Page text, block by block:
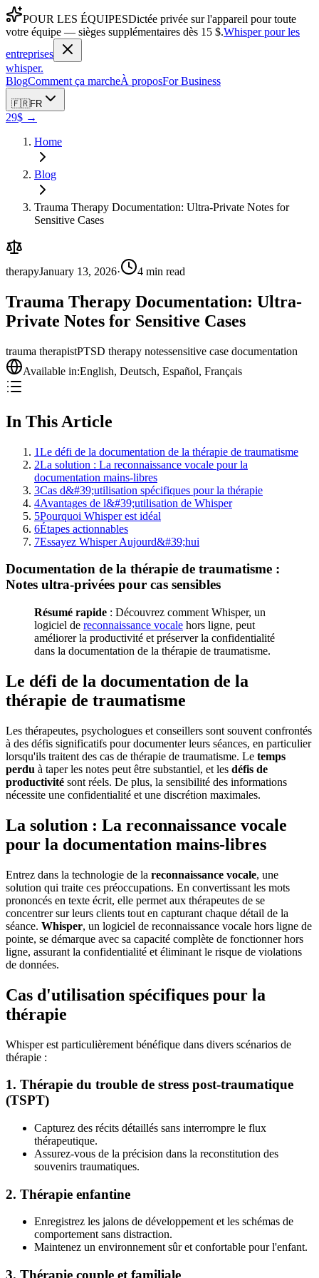
POUR LES ÉQUIPESDictée privée sur l'appareil pour toute
votre équipe — sièges supplémentaires dès 15 $.Whisper pour les
entreprises
whisper.
BlogComment ça marcheÀ proposFor Business
🇫🇷FR
29$ →
Home
Blog
Trauma Therapy Documentation: Ultra-Private Notes for
Sensitive Cases
therapyJanuary 13, 2026· 4 min read
Trauma Therapy Documentation: Ultra-
Private Notes for Sensitive Cases
trauma therapistPTSD therapy notessensitive case documentation
Available in:English, Deutsch, Español, Français
In This Article
1Le défi de la documentation de la thérapie de traumatisme
2La solution : La reconnaissance vocale pour la
documentation mains-libres
3Cas d&#39;utilisation spécifiques pour la thérapie
4Avantages de l&#39;utilisation de Whisper
5Pourquoi Whisper est idéal
6Étapes actionnables
7Essayez Whisper Aujourd&#39;hui
Documentation de la thérapie de traumatisme :
Notes ultra-privées pour cas sensibles
Résumé rapide : Découvrez comment Whisper, un
logiciel de reconnaissance vocale hors ligne, peut
améliorer la productivité et préserver la confidentialité
dans la documentation de la thérapie de traumatisme.
Le défi de la documentation de la
thérapie de traumatisme
Les thérapeutes, psychologues et conseillers sont souvent confrontés
à des défis significatifs pour documenter leurs séances, en particulier
lorsqu'ils traitent des cas de thérapie de traumatisme. Le temps
perdu à taper les notes peut être substantiel, et les défis de
productivité sont réels. De plus, la sensibilité des informations
nécessite une confidentialité et une discrétion maximales.
La solution : La reconnaissance vocale
pour la documentation mains-libres
Entrez dans la technologie de la reconnaissance vocale, une
solution qui traite ces préoccupations. En convertissant les mots
prononcés en texte écrit, elle permet aux thérapeutes de se
concentrer sur leurs clients tout en capturant chaque détail de la
séance. Whisper, un logiciel de reconnaissance vocale hors ligne de
pointe, se démarque avec sa capacité complète de fonctionner hors
ligne, assurant la confidentialité et éliminant le risque de violations
de données.
Cas d'utilisation spécifiques pour la
thérapie
Whisper est particulièrement bénéfique dans divers scénarios de
thérapie :
1. Thérapie du trouble de stress post-traumatique
(TSPT)
Capturez des récits détaillés sans interrompre le flux
thérapeutique.
Assurez-vous de la précision dans la reconstitution des
souvenirs traumatiques.
2. Thérapie enfantine
Enregistrez les jalons de développement et les schémas de
comportement sans distraction.
Maintenez un environnement sûr et confortable pour l'enfant.
3. Thérapie couple et familiale